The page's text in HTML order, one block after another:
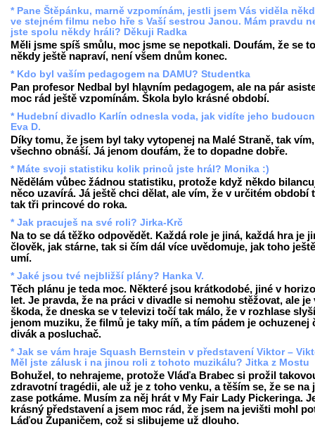
* Pane Štěpánku, marně vzpomínám, jestli jsem Vás viděla
ve stejném filmu nebo hře s Vaší sestrou Janou. Mám pravdu
jste spolu někdy hráli? Děkuji Radka
Měli jsme spíš smůlu, moc jsme se nepotkali. Doufám, že se to
někdy ještě napraví, není všem dnům konec.
* Kdo byl vaším pedagogem na DAMU? Studentka
Pan profesor Nedbal byl hlavním pedagogem, ale na pár
moc rád ještě vzpomínám. Škola bylo krásné období.
* Hudební divadlo Karlín odnesla voda, jak vidíte jeho
Eva D.
Díky tomu, že jsem byl taky vytopenej na Malé Straně, tak
všechno obnáší. Já jenom doufám, že to dopadne dobře.
* Máte svoji statistiku kolik princů jste hrál? Monika :)
Nědělám vůbec žádnou statistiku, protože když někdo
něco uzavírá. Já ještě chci dělat, ale vím, že v určitém období
tak tři princové do roka.
* Jak pracuješ na své roli? Jirka-Krč
Na to se dá těžko odpovědět. Každá role je jiná, každá hra je
člověk, jak stárne, tak si čím dál více uvědomuje, jak toho
umí.
* Jaké jsou tvé nejbližší plány? Hanka V.
Těch plánu je teda moc. Některé jsou krátkodobé, jiné v
let. Je pravda, že na práci v divadle si nemohu stěžovat, ale je
škoda, že dneska se v televizi točí tak málo, že v rozhlase
jenom muziku, že filmů je taky míň, a tím pádem je ochuzenej
divák a posluchač.
* Jak se vám hraje Squash Bernstein v představení Viktor –
Měl jste zálusk i na jinou roli z tohoto muzikálu? Jitka z Mostu
Bohužel, to nehrajeme, protože Vláďa Brabec si prožil
zdravotní tragédii, ale už je z toho venku, a těším se, že se na
zase potkáme. Musím za něj hrát v My Fair Lady Pickeringa.
krásný představení a jsem moc rád, že jsem na jevišti mohl
Láďou Županičem, což si slibujeme už dlouho.